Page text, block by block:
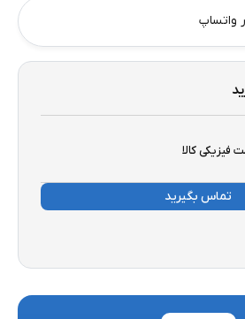
واتساپ
فیزیکی کالا
تماس بگیرید